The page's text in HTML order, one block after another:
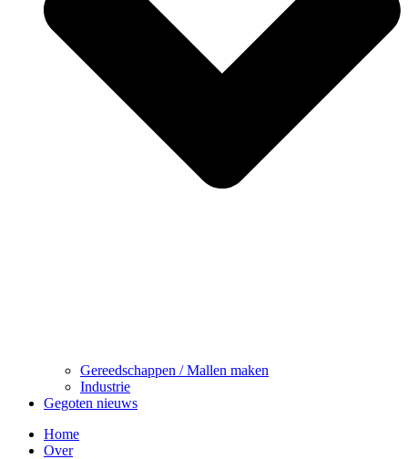
Gereedschappen / Mallen maken
Industrie
Gegoten nieuws
Home
Over